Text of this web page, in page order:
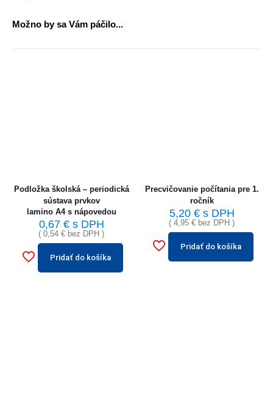
Možno by sa Vám páčilo...
Podložka školská – periodická
sústava prvkov
lamino A4 s nápovedou
0,67 €s DPH
( 0,54 € bez DPH )
Pridať do košíka
Precvičovanie počítania pre 1.
ročník
5,20 €s DPH
( 4,95 € bez DPH )
Pridať do košíka